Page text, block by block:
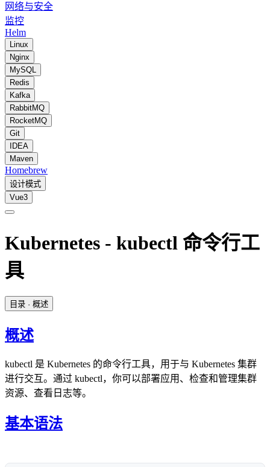
网络与安全
监控
Helm
Linux
Nginx
MySQL
Redis
Kafka
RabbitMQ
RocketMQ
Git
IDEA
Maven
Homebrew
设计模式
Vue3
Kubernetes - kubectl 命令行工
具
目录 · 概述
概述
kubectl 是 Kubernetes 的命令行工具，用于与 Kubernetes 集群
进行交互。通过 kubectl，你可以部署应用、检查和管理集群
资源、查看日志等。
基本语法